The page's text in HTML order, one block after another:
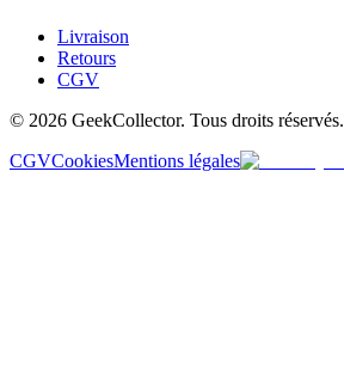
Livraison
Retours
CGV
© 2026 GeekCollector. Tous droits réservés.
CGVCookiesMentions légales